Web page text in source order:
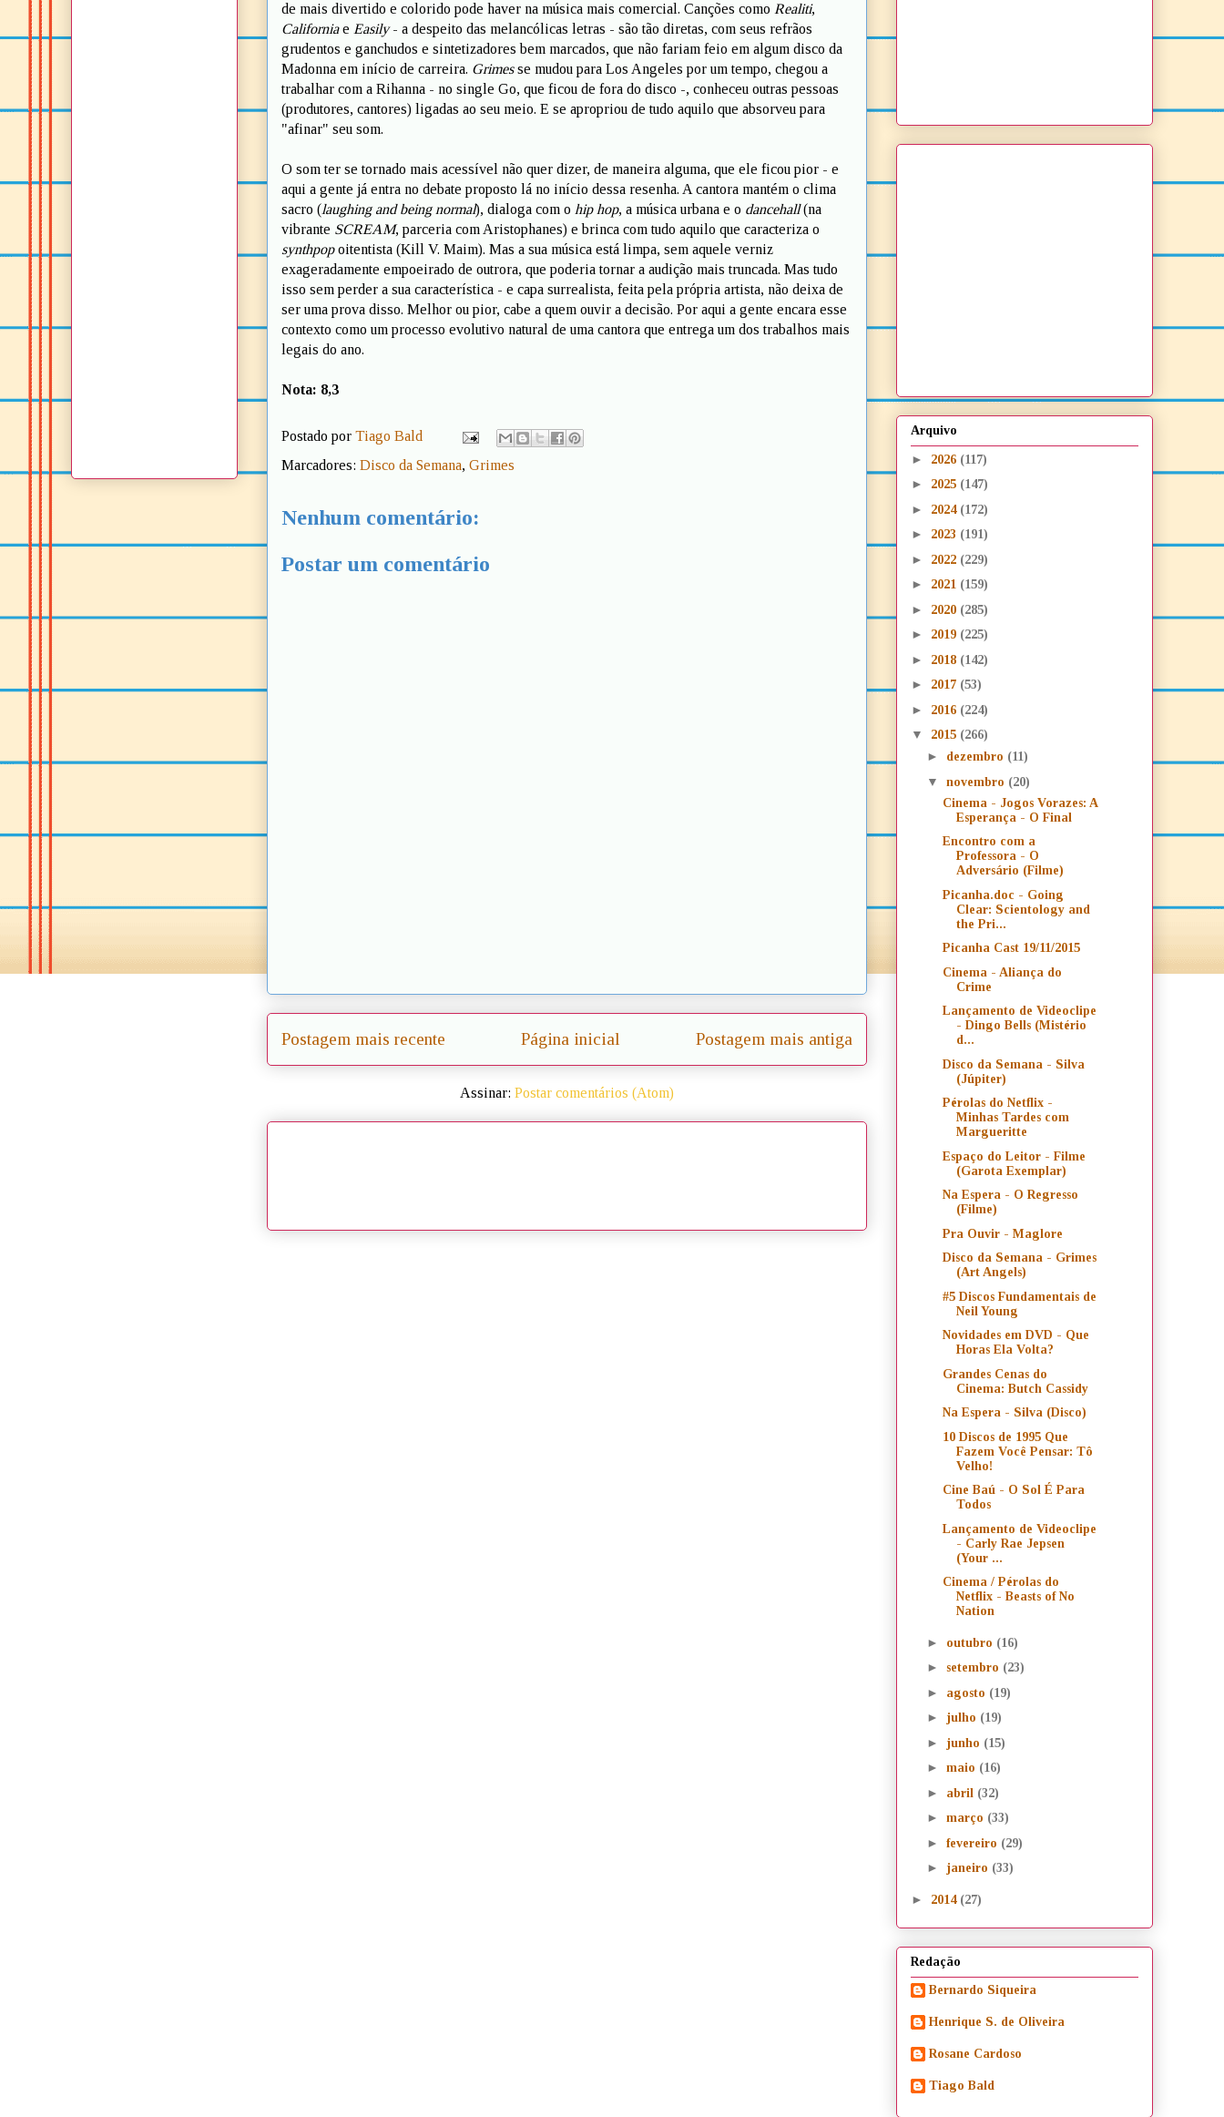
de mais divertido e colorido pode haver na música mais comercial. Canções como Realiti,
Californiae Easily- a despeito das melancólicas letras - são tão diretas, com seus refrãos
grudentos e ganchudos e sintetizadores bem marcados, que não fariam feio em algum disco da
Madonna em início de carreira. Grimesse mudou para Los Angeles por um tempo, chegou a
trabalhar com a Rihanna - no single Go, que ficou de fora do disco -, conheceu outras pessoas
(produtores, cantores) ligadas ao seu meio. E se apropriou de tudo aquilo que absorveu para
"afinar" seu som.
O som ter se tornado mais acessível não quer dizer, de maneira alguma, que ele ficou pior - e
aqui a gente já entra no debate proposto lá no início dessa resenha. A cantora mantém o clima
sacro (laughing and being normal), dialoga com o hip hop, a música urbana e o dancehall(na
vibrante SCREAM, parceria com Aristophanes) e brinca com tudo aquilo que caracteriza o
synthpopoitentista (Kill V. Maim). Mas a sua música está limpa, sem aquele verniz
exageradamente empoeirado de outrora, que poderia tornar a audição mais truncada. Mas tudo
isso sem perder a sua característica - e capa surrealista, feita pela própria artista, não deixa de
ser uma prova disso. Melhor ou pior, cabe a quem ouvir a decisão. Por aqui a gente encara esse
contexto como um processo evolutivo natural de uma cantora que entrega um dos trabalhos mais
legais do ano.
Nota: 8,3
Postado por Tiago Bald
Marcadores: Disco da Semana, Grimes
Nenhum comentário:
Postar um comentário
Postagem mais recente Postagem mais antiga
Página inicial
Assinar: Postar comentários (Atom)
Arquivo
► 2026 (117)
► 2025 (147)
► 2024 (172)
► 2023 (191)
► 2022 (229)
► 2021 (159)
► 2020 (285)
► 2019 (225)
► 2018 (142)
► 2017 (53)
► 2016 (224)
▼ 2015 (266)
► dezembro (11)
▼ novembro (20)
Cinema - Jogos Vorazes: A
Esperança - O Final
Encontro com a
Professora - O
Adversário (Filme)
Picanha.doc - Going
Clear: Scientology and
the Pri...
Picanha Cast 19/11/2015
Cinema - Aliança do
Crime
Lançamento de Videoclipe
- Dingo Bells (Mistério
d...
Disco da Semana - Silva
(Júpiter)
Pérolas do Netflix -
Minhas Tardes com
Margueritte
Espaço do Leitor - Filme
(Garota Exemplar)
Na Espera - O Regresso
(Filme)
Pra Ouvir - Maglore
Disco da Semana - Grimes
(Art Angels)
#5 Discos Fundamentais de
Neil Young
Novidades em DVD - Que
Horas Ela Volta?
Grandes Cenas do
Cinema: Butch Cassidy
Na Espera - Silva (Disco)
10 Discos de 1995 Que
Fazem Você Pensar: Tô
Velho!
Cine Baú - O Sol É Para
Todos
Lançamento de Videoclipe
- Carly Rae Jepsen
(Your ...
Cinema / Pérolas do
Netflix - Beasts of No
Nation
► outubro (16)
► setembro (23)
► agosto (19)
► julho (19)
► junho (15)
► maio (16)
► abril (32)
► março (33)
► fevereiro (29)
► janeiro (33)
► 2014 (27)
Redação
Bernardo Siqueira
Henrique S. de Oliveira
Rosane Cardoso
Tiago Bald